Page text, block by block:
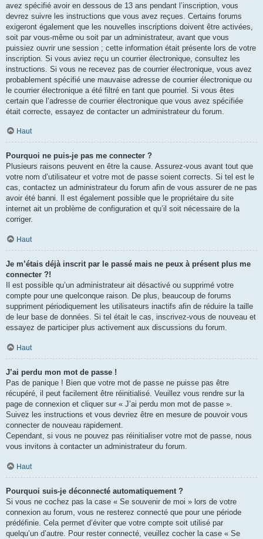
avez spécifié avoir en dessous de 13 ans pendant l’inscription, vous
devrez suivre les instructions que vous avez reçues. Certains forums
exigeront également que les nouvelles inscriptions doivent être activées,
soit par vous-même ou soit par un administrateur, avant que vous
puissiez ouvrir une session ; cette information était présente lors de votre
inscription. Si vous aviez reçu un courrier électronique, consultez les
instructions. Si vous ne recevez pas de courrier électronique, vous avez
probablement spécifié une mauvaise adresse de courrier électronique ou
le courrier électronique a été filtré en tant que pourriel. Si vous êtes
certain que l’adresse de courrier électronique que vous avez spécifiée
était correcte, essayez de contacter un administrateur du forum.
Haut
Pourquoi ne puis-je pas me connecter ?
Plusieurs raisons peuvent en être la cause. Assurez-vous avant tout que
votre nom d’utilisateur et votre mot de passe soient corrects. Si tel est le
cas, contactez un administrateur du forum afin de vous assurer de ne pas
avoir été banni. Il est également possible que le propriétaire du site
internet ait un problème de configuration et qu’il soit nécessaire de la
corriger.
Haut
Je m’étais déjà inscrit par le passé mais ne peux à présent plus me
connecter ?!
Il est possible qu’un administrateur ait désactivé ou supprimé votre
compte pour une quelconque raison. De plus, beaucoup de forums
suppriment périodiquement les utilisateurs inactifs afin de réduire la taille
de leur base de données. Si tel était le cas, inscrivez-vous de nouveau et
essayez de participer plus activement aux discussions du forum.
Haut
J’ai perdu mon mot de passe !
Pas de panique ! Bien que votre mot de passe ne puisse pas être
récupéré, il peut facilement être réinitialisé. Veuillez vous rendre sur la
page de connexion et cliquer sur « J’ai perdu mon mot de passe ».
Suivez les instructions et vous devriez être en mesure de pouvoir vous
connecter de nouveau rapidement.
Cependant, si vous ne pouvez pas réinitialiser votre mot de passe, nous
vous invitons à contacter un administrateur du forum.
Haut
Pourquoi suis-je déconnecté automatiquement ?
Si vous ne cochez pas la case « Se souvenir de moi » lors de votre
connexion au forum, vous ne resterez connecté que pour une période
prédéfinie. Cela permet d’éviter que votre compte soit utilisé par
quelqu’un d’autre. Pour rester connecté, veuillez cocher la case « Se